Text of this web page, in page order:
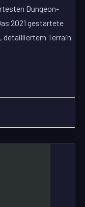
Dungeon-
2021 gestartete
detailliertem Terrain